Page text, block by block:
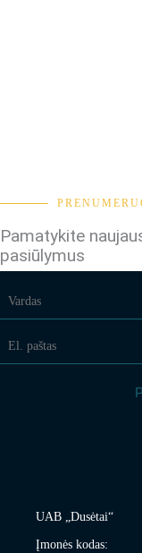
Pamatykite
pasiūlymus
UAB „Dusėtai“
Įmonės kodas: